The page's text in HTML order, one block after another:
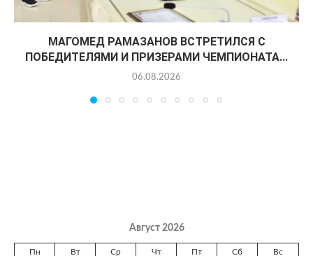
МАГОМЕД РАМАЗАНОВ ВСТРЕТИЛСЯ С
ПОБЕДИТЕЛЯМИ И ПРИЗЕРАМИ ЧЕМПИОНАТА...
06.08.2026
Август 2026
Пн Вт Ср Чт Пт Сб Вс